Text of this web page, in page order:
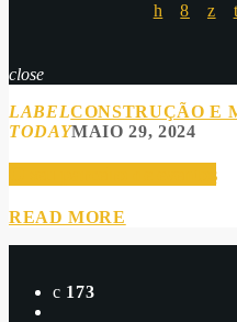
close
LABELCONSTRUÇÃO E
TODAYMAIO 29, 2024
O seu parceiro de eventos
READ MORE
173